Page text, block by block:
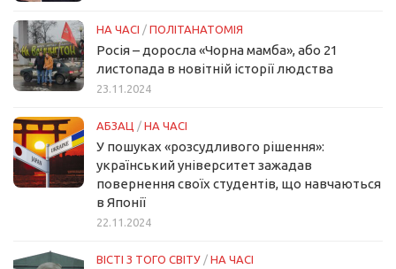
НА ЧАСІ / ПОЛІТАНАТОМІЯ
Росія – доросла «Чорна мамба», або 21
листопада в новітній історії людства
23.11.2024
АБЗАЦ / НА ЧАСІ
У пошуках «розсудливого рішення»:
український університет зажадав
повернення своїх студентів, що навчаються
в Японії
22.11.2024
ВІСТІ З ТОГО СВІТУ / НА ЧАСІ